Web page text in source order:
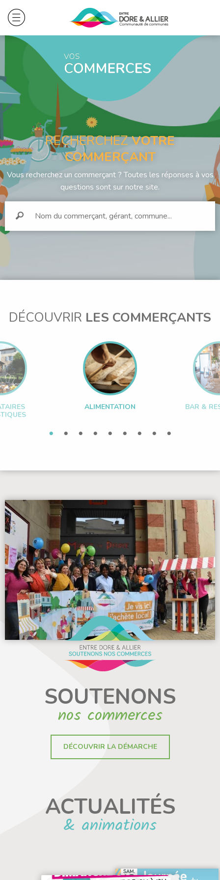
RECHERCHEZVOTRE
COMMERÇANT
Vous recherchez un commerçant ? Toutes les réponses à vos
questions sont sur notre site.
DÉCOUVRIR LES COMMERÇANTS
ALIMENTATION BAR &
SOUTENONS
nos commerces
DÉCOUVRIR LA DÉMARCHE
ACTUALITÉS
& animations